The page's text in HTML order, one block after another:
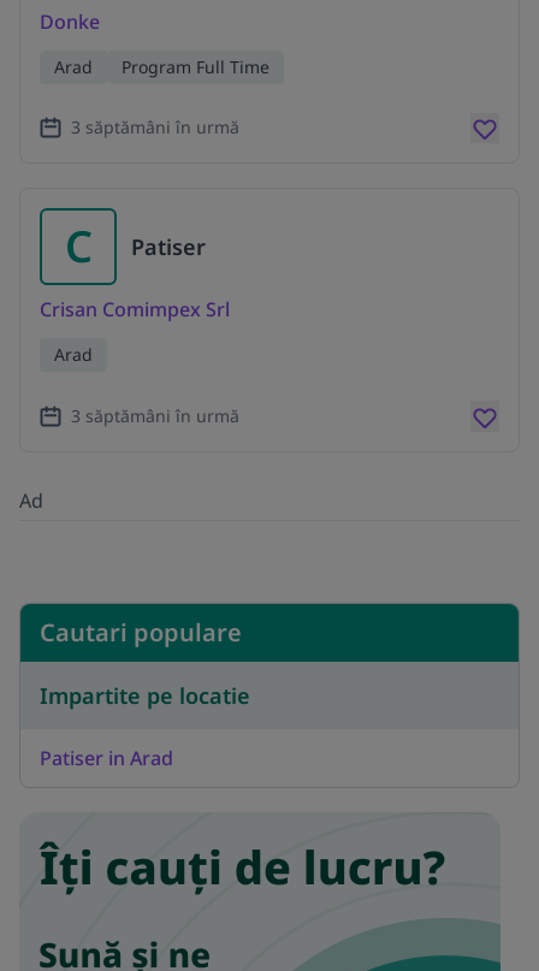
Donke
Arad Program Full Time
3 săptămâni în urmă
C Patiser
Crisan Comimpex Srl
Arad
3 săptămâni în urmă
Ad
Cautari populare
Impartite pe locatie
Patiser in Arad